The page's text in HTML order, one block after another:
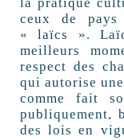
ceux de pays
« laïcs ».
meilleurs
respect des
qui autorise
comme fait
publiquement,
des lois en